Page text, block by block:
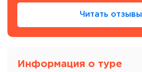
Читать отзывы
Информация о туре